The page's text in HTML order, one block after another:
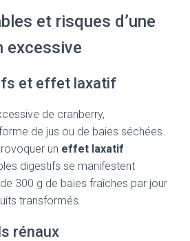
et risques d’une
excessive
et effet laxatif
de cranberry,
de jus ou de baies séchées
un effet laxatif
digestifs se manifestent
300 g de baies fraîches par jour
transformés.
rénaux